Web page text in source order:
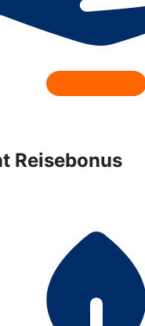
Reisebonus